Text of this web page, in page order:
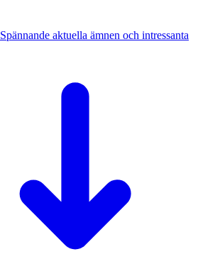
Spännande aktuella ämnen och intressanta